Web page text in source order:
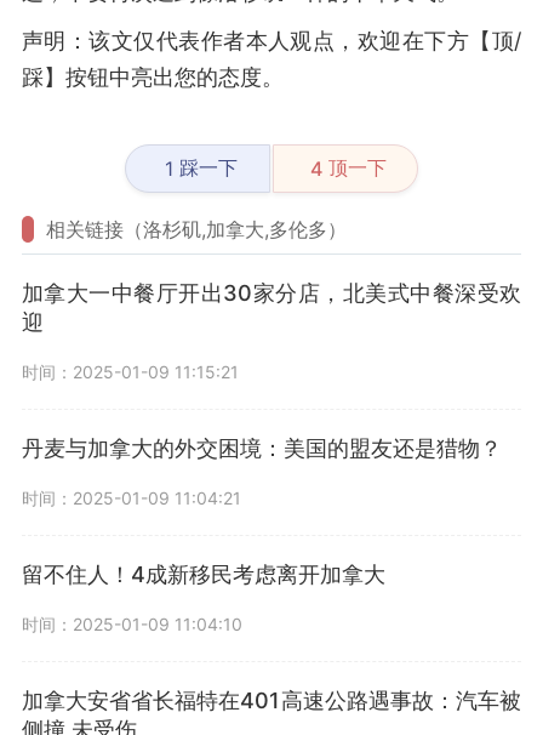
声明：该文仅代表作者本人观点，欢迎在下方【顶/
踩】按钮中亮出您的态度。
1 踩一下 4 顶一下
相关链接（洛杉矶,加拿大,多伦多）
加拿大一中餐厅开出30家分店，北美式中餐深受欢
迎
时间：2025-01-09 11:15:21
丹麦与加拿大的外交困境：美国的盟友还是猎物？
时间：2025-01-09 11:04:21
留不住人！4成新移民考虑离开加拿大
时间：2025-01-09 11:04:10
加拿大安省省长福特在401高速公路遇事故：汽车被
侧撞 未受伤